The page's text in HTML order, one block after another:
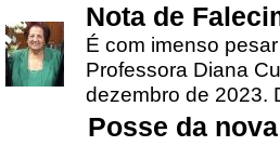
Nota de
É com imenso
Professora Diana
dezembro de 2023.
Posse da